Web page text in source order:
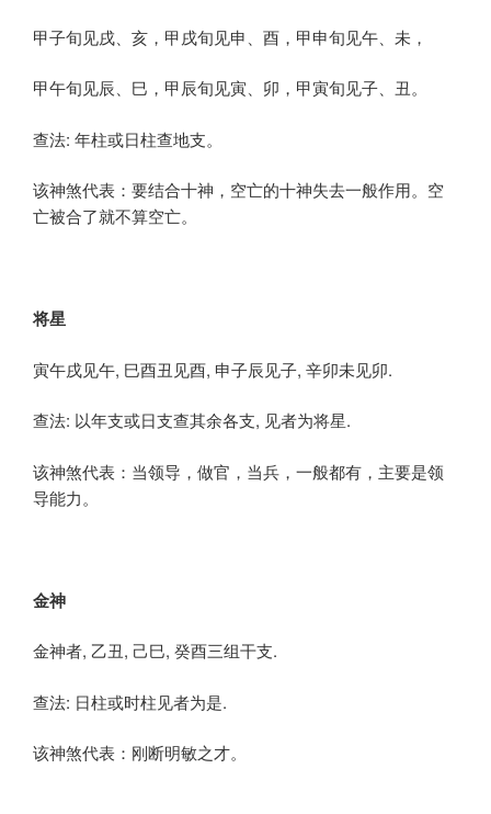
甲子旬见戌、亥，甲戌旬见申、酉，甲申旬见午、未，
甲午旬见辰、巳，甲辰旬见寅、卯，甲寅旬见子、丑。
查法: 年柱或日柱查地支。
该神煞代表：要结合十神，空亡的十神失去一般作用。空
亡被合了就不算空亡。
将星
寅午戌见午, 巳酉丑见酉, 申子辰见子, 辛卯未见卯.
查法: 以年支或日支查其余各支, 见者为将星.
该神煞代表：当领导，做官，当兵，一般都有，主要是领
导能力。
金神
金神者, 乙丑, 己巳, 癸酉三组干支.
查法: 日柱或时柱见者为是.
该神煞代表：刚断明敏之才。